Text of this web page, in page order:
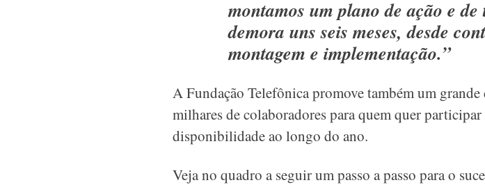
montamos um plano de ação e
demora uns seis meses, desde
montagem e implementação.”
A Fundação Telefônica promove também um
milhares de colaboradores para quem quer
disponibilidade ao longo do ano.
Veja no quadro a seguir um passo a passo para o